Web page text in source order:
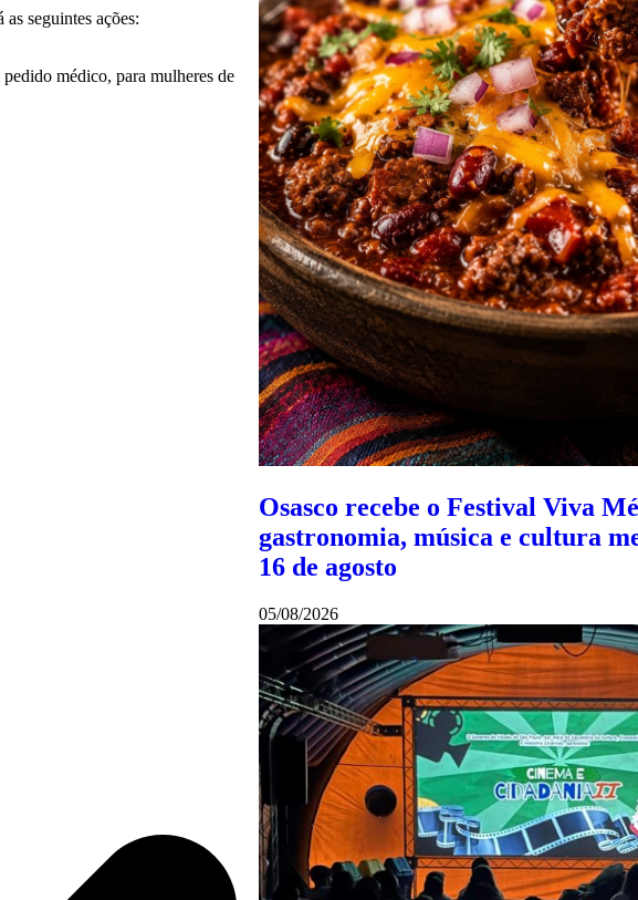
seguintes ações:
médico, para mulheres de
Osasco recebe o Festival Viva
gastronomia, música e cultura
16 de agosto
05/08/2026